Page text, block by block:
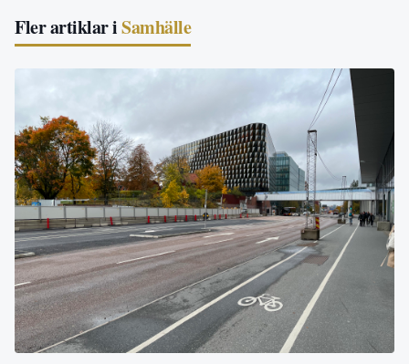
Fler artiklar iSamhälle